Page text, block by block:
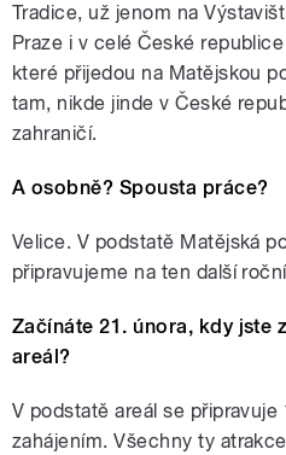
Tradice, už jenom na
Praze i v celé České
které přijedou na Matějskou
tam, nikde jinde v České
zahraničí.
A osobně? Spousta práce?
Velice. V podstatě Matějská
připravujeme na ten další
Začínáte 21. února, kdy jste
areál?
V podstatě areál se připravuje
zahájením. Všechny ty